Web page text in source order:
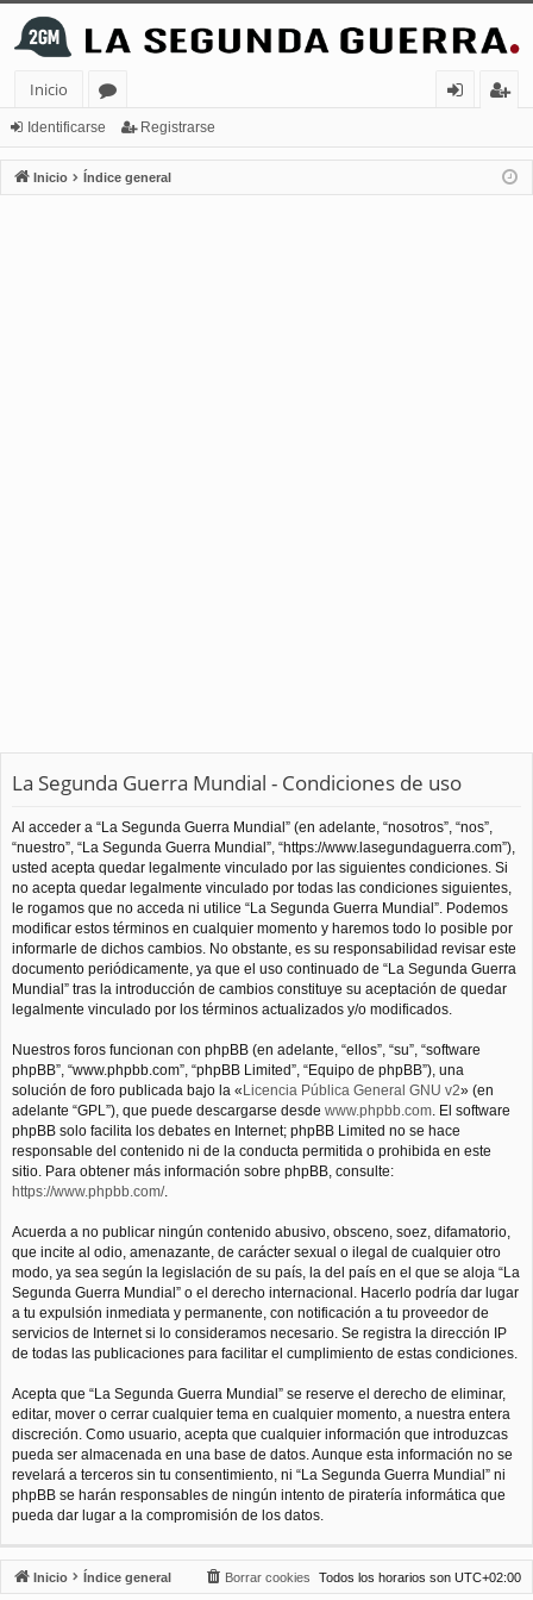
Inicio
or
os
nt
ifi
ist
ra
Identificarse Registrarse
Inicio Índice general
La Segunda Guerra Mundial - Condiciones de uso
Al acceder a “La Segunda Guerra Mundial” (en adelante, “nosotros”, “nos”,
“nuestro”, “La Segunda Guerra Mundial”, “https://www.lasegundaguerra.com”),
usted acepta quedar legalmente vinculado por las siguientes condiciones. Si
no acepta quedar legalmente vinculado por todas las condiciones siguientes,
le rogamos que no acceda ni utilice “La Segunda Guerra Mundial”. Podemos
modificar estos términos en cualquier momento y haremos todo lo posible por
informarle de dichos cambios. No obstante, es su responsabilidad revisar este
documento periódicamente, ya que el uso continuado de “La Segunda Guerra
Mundial” tras la introducción de cambios constituye su aceptación de quedar
legalmente vinculado por los términos actualizados y/o modificados.
Nuestros foros funcionan con phpBB (en adelante, “ellos”, “su”, “software
phpBB”, “www.phpbb.com”, “phpBB Limited”, “Equipo de phpBB”), una
solución de foro publicada bajo la «Licencia Pública General GNU v2» (en
adelante “GPL”), que puede descargarse desde www.phpbb.com. El software
phpBB solo facilita los debates en Internet; phpBB Limited no se hace
responsable del contenido ni de la conducta permitida o prohibida en este
sitio. Para obtener más información sobre phpBB, consulte:
https://www.phpbb.com/.
Acuerda a no publicar ningún contenido abusivo, obsceno, soez, difamatorio,
que incite al odio, amenazante, de carácter sexual o ilegal de cualquier otro
modo, ya sea según la legislación de su país, la del país en el que se aloja “La
Segunda Guerra Mundial” o el derecho internacional. Hacerlo podría dar lugar
a tu expulsión inmediata y permanente, con notificación a tu proveedor de
servicios de Internet si lo consideramos necesario. Se registra la dirección IP
de todas las publicaciones para facilitar el cumplimiento de estas condiciones.
Acepta que “La Segunda Guerra Mundial” se reserve el derecho de eliminar,
editar, mover o cerrar cualquier tema en cualquier momento, a nuestra entera
discreción. Como usuario, acepta que cualquier información que introduzcas
pueda ser almacenada en una base de datos. Aunque esta información no se
revelará a terceros sin tu consentimiento, ni “La Segunda Guerra Mundial” ni
phpBB se harán responsables de ningún intento de piratería informática que
pueda dar lugar a la compromisión de los datos.
Inicio Índice general Todos los horarios son UTC+02:00
Borrar cookies